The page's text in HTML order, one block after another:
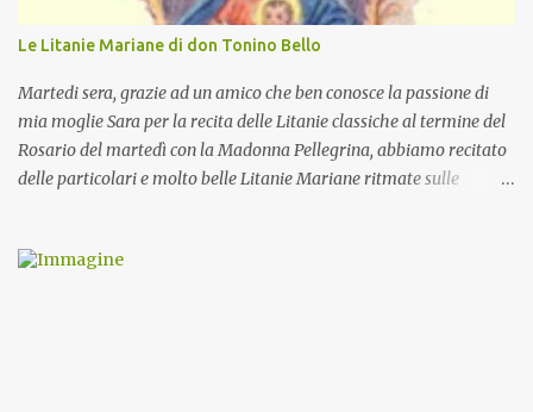
Le Litanie Mariane di don Tonino Bello
Martedi sera, grazie ad un amico che ben conosce la passione di
mia moglie Sara per la recita delle Litanie classiche al termine del
Rosario del martedì con la Madonna Pellegrina, abbiamo recitato
delle particolari e molto belle Litanie Mariane ritmate sulle
preghiera.